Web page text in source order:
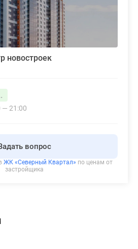
новостроек
— 21:00
вопрос
ЖК «Северный Квартал» по ценам от
застройщика